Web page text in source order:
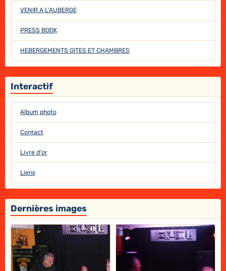
VENIR A L'AUBERGE
PRESS BOOK
HEBERGEMENTS GITES ET CHAMBRES
Interactif
Album photo
Contact
Livre d'or
Liens
Dernières images